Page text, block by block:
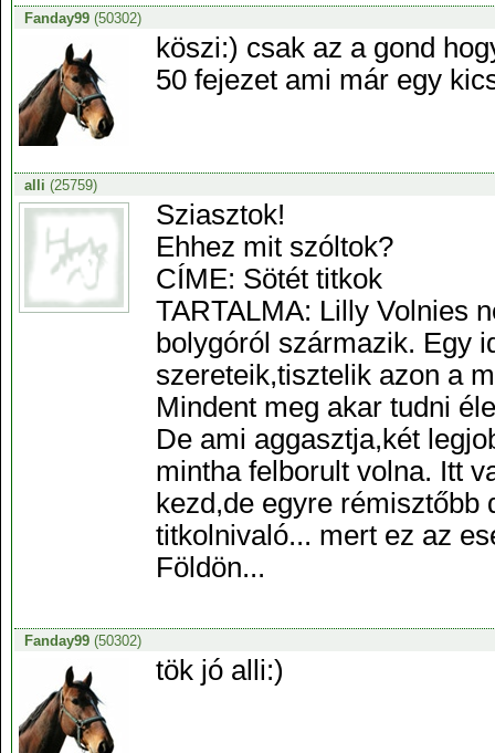
Fanday99(50302)
köszi:) csak az a gond
50 fejezet ami már egy
alli (25759)
Sziasztok!
Ehhez mit szóltok?
CÍME: Sötét titkok
TARTALMA: Lilly Volnies
bolygóról származik. Egy
szereteik,tisztelik azon a
Mindent meg akar tudni
De ami aggasztja,két
mintha felborult volna. Itt
kezd,de egyre rémisztőbb
titkolnivaló... mert ez az
Földön...
Fanday99(50302)
tök jó alli:)